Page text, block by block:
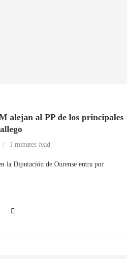
alejan al PP de los principales
1 minutes read
la Diputación de Ourense entra por